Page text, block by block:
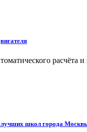
расчёта
лучших школ города